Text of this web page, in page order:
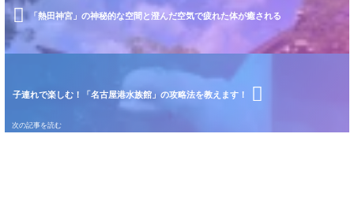
「熱田神宮」の神秘的な空間と澄んだ空気で疲れた体が癒される
子連れで楽しむ！「名古屋港水族館」の攻略法を教えます！